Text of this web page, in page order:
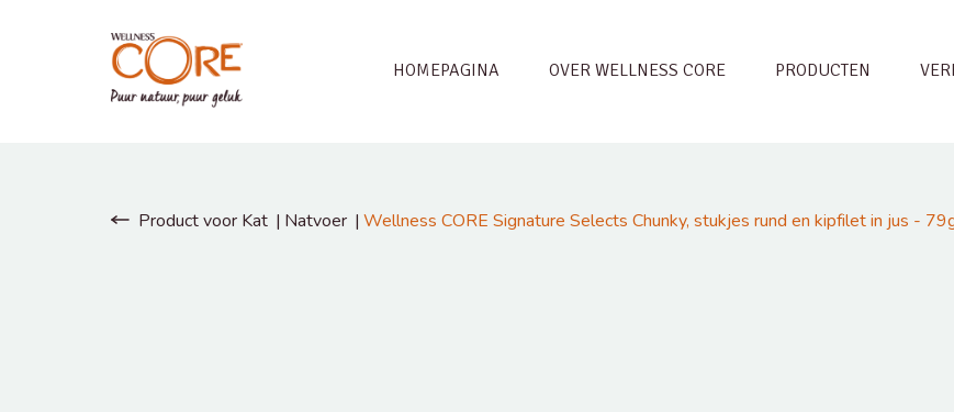
HOMEPAGINA OVER WELLNESS CORE PRODUCTEN
Product voor Kat Natvoer Wellness CORE Signature Selects Chunky, stukjes rund en kipfilet in jus -